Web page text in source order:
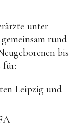
unter
rund
bis
für:
Leipzig und